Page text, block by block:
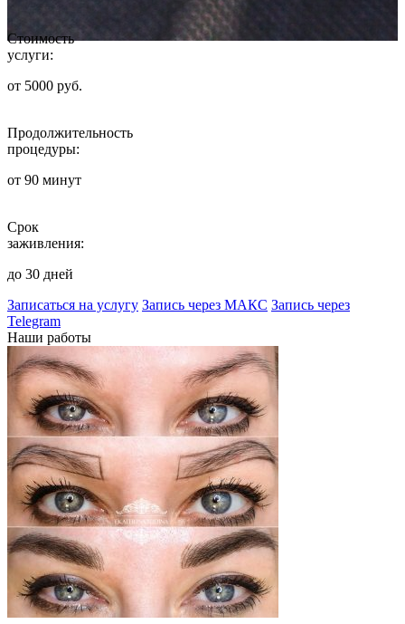
Стоимость
услуги:
от 5000 руб.
Продолжительность
процедуры:
от 90 минут
Срок
заживления:
до 30 дней
Записаться на услугу Запись через МАКС Запись через
Telegram
Наши работы